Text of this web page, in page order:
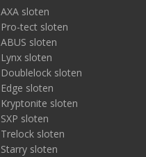
AXA sloten
Pro-tect sloten
ABUS sloten
Lynx sloten
Doublelock sloten
Edge sloten
Kryptonite sloten
SXP sloten
Trelock sloten
Starry sloten